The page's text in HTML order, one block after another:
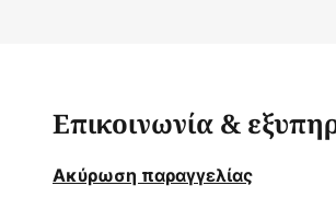
Επικοινωνία &
Ακύρωση παραγγελίας